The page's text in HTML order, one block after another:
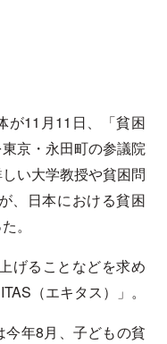
が11月11日、「貧困
京・永田町の参議院
い大学教授や貧困問
、日本における貧困
。
げることなどを求め
（エキタス）」。
今年8月、子どもの貧